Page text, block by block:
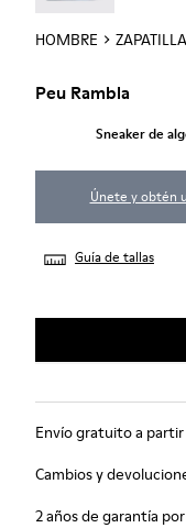
HOMBRE
Peu Rambla
Sneaker de
Únete y obtén
Guía de tallas
Envío gratuito a
Cambios y
2 años de garantía